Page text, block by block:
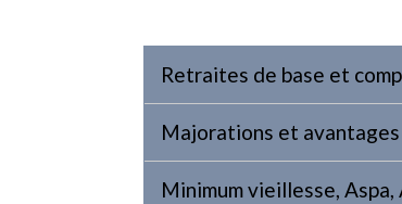
Retraites de base et
Majorations et
Minimum vieillesse, Aspa,